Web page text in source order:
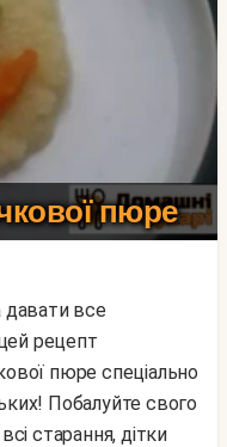
пюре
рецепт
пюре спеціально
Побалуйте свого
старання, дітки